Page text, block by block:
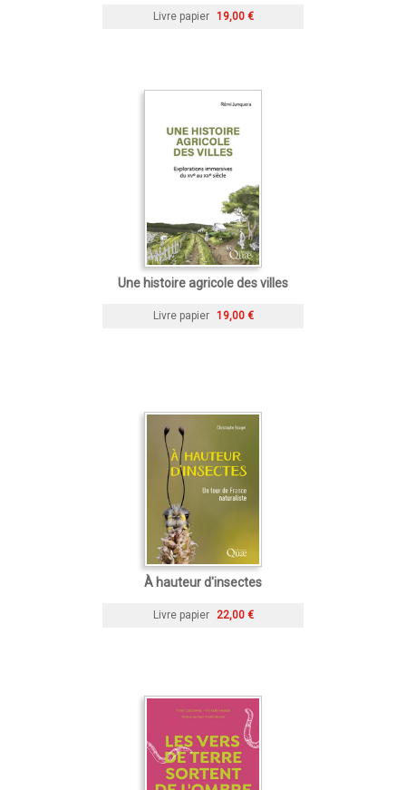
Livre papier 19,00 €
Une histoire agricole des villes
Livre papier 19,00 €
À hauteur d'insectes
Livre papier 22,00 €